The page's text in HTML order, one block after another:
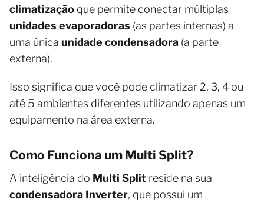
climatização que permite conectar múltiplas
unidades evaporadoras (as partes internas) a
uma única unidade condensadora (a parte
externa).
Isso significa que você pode climatizar 2, 3, 4 ou
até 5 ambientes diferentes utilizando apenas um
equipamento na área externa.
Como Funciona um Multi Split?
A inteligência do Multi Split reside na sua
condensadora Inverter, que possui um